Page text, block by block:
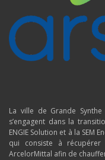
La ville de Grande
s’engagent dans la
ENGIE Solution et à la SEM
qui consiste à
ArcelorMittal afin de